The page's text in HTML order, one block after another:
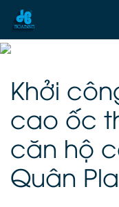
Khởi
cao ốc
căn hộ
Quân